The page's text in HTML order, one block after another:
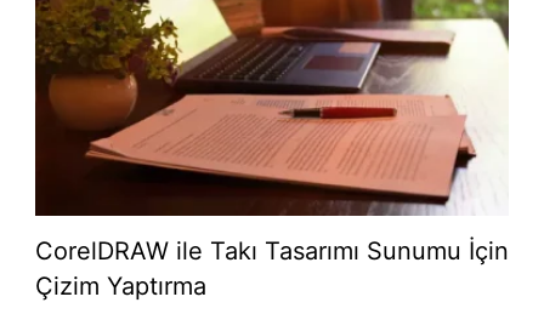
CorelDRAW ile Takı Tasarımı Sunumu İçin
Çizim Yaptırma